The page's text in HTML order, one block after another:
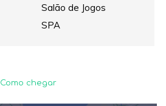
Salão de Jogos
SPA
Como chegar